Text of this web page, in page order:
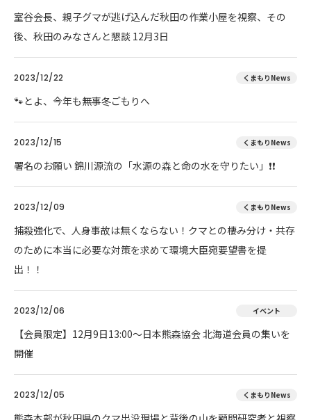
室谷会長、親子グマが逃げ込んだ秋田の作業小屋を視察、その
後、秋田のみなさんと懇談 12月3日
2023/12/22 くまもりNews
🐾とよ、今年も無事冬ごもりへ
2023/12/15 くまもりNews
署名のお願い 錦川源流の「水源の森と命の水を守りたい」❗❗
2023/12/09 くまもりNews
捕殺強化で、人身事故は無くならない！クマとの棲み分け・共存
のために本当に必要な対策を求めて環境大臣宛要望書を提
出！！
2023/12/06 イベント
【会員限定】12月9日13:00～日本熊森協会 北海道会員の集いを
開催
2023/12/05 くまもりNews